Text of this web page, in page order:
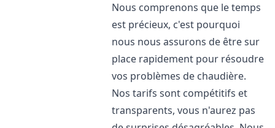
Nous comprenons que le temps
est précieux, c'est pourquoi
nous nous assurons de être sur
place rapidement pour résoudre
vos problèmes de chaudière.
Nos tarifs sont compétitifs et
transparents, vous n'aurez pas